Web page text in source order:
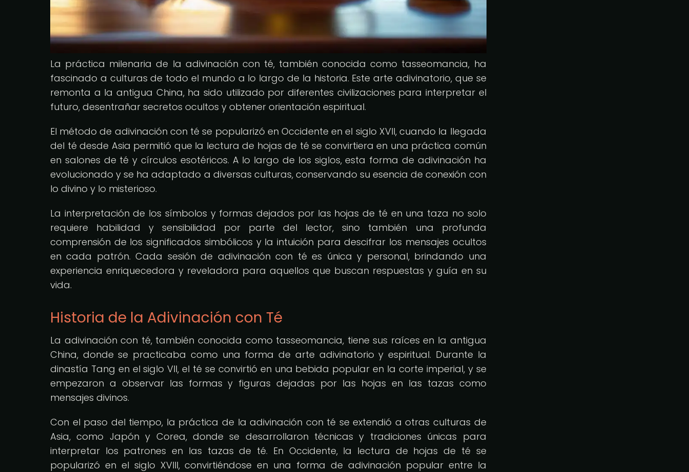
La práctica milenaria de la adivinación con té, también conocida como tasseomancia, ha
fascinado a culturas de todo el mundo a lo largo de la historia. Este arte adivinatorio, que se
remonta a la antigua China, ha sido utilizado por diferentes civilizaciones para interpretar el
futuro, desentrañar secretos ocultos y obtener orientación espiritual.
El método de adivinación con té se popularizó en Occidente en el siglo XVII, cuando la llegada
del té desde Asia permitió que la lectura de hojas de té se convirtiera en una práctica común
en salones de té y círculos esotéricos. A lo largo de los siglos, esta forma de adivinación ha
evolucionado y se ha adaptado a diversas culturas, conservando su esencia de conexión con
lo divino y lo misterioso.
La interpretación de los símbolos y formas dejados por las hojas de té en una taza no solo
requiere habilidad y sensibilidad por parte del lector, sino también una profunda
comprensión de los significados simbólicos y la intuición para descifrar los mensajes ocultos
en cada patrón. Cada sesión de adivinación con té es única y personal, brindando una
experiencia enriquecedora y reveladora para aquellos que buscan respuestas y guía en su
vida.
Historia de la Adivinación con Té
La adivinación con té, también conocida como tasseomancia, tiene sus raíces en la antigua
China, donde se practicaba como una forma de arte adivinatorio y espiritual. Durante la
dinastía Tang en el siglo VII, el té se convirtió en una bebida popular en la corte imperial, y se
empezaron a observar las formas y figuras dejadas por las hojas en las tazas como
mensajes divinos.
Con el paso del tiempo, la práctica de la adivinación con té se extendió a otras culturas de
Asia, como Japón y Corea, donde se desarrollaron técnicas y tradiciones únicas para
interpretar los patrones en las tazas de té. En Occidente, la lectura de hojas de té se
popularizó en el siglo XVIII, convirtiéndose en una forma de adivinación popular entre la